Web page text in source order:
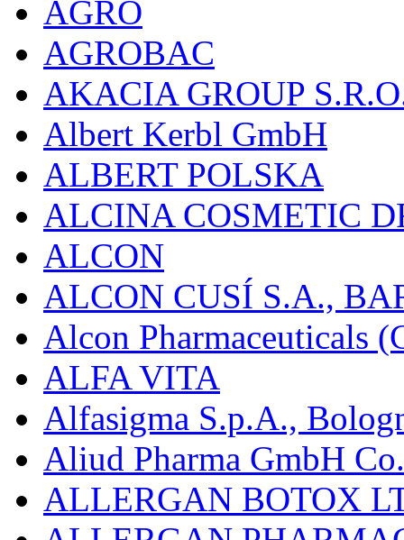
AGRO
AGROBAC
AKACIA GROUP
Albert Kerbl GmbH
ALBERT POLSKA
ALCINA COSMETIC
ALCON
ALCON CUSÍ S.A.,
Alcon Pharmaceuticals
ALFA VITA
Alfasigma S.p.A.,
Aliud Pharma GmbH
ALLERGAN BOTOX